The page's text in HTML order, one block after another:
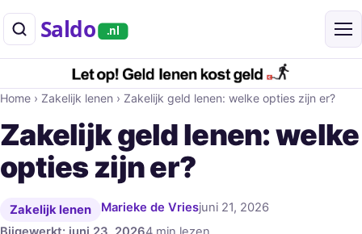
Saldo .nl
Home › Zakelijk lenen › Zakelijk geld lenen: welke opties zijn er?
Zakelijk geld lenen: welke
opties zijn er?
Zakelijk lenen Marieke de Vriesjuni 21, 2026